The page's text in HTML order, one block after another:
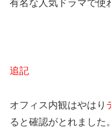
有名な人気ドラマで使
追記
オフィス内観はやはり
ると確認がとれました。